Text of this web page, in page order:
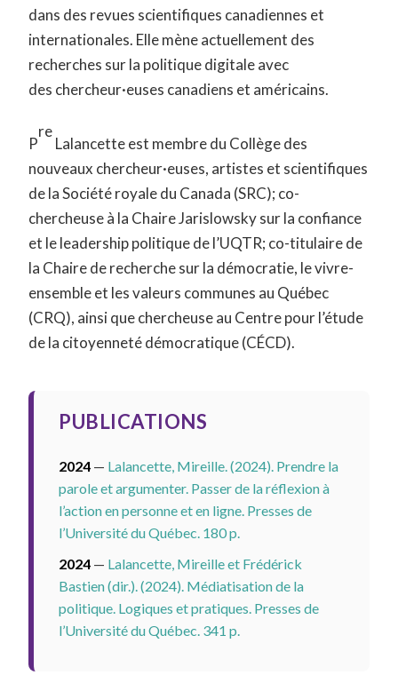
dans des revues scientifiques canadiennes et
internationales. Elle mène actuellement des
recherches sur la politique digitale avec
des chercheur·euses canadiens et américains.
P
re
Lalancette est membre du Collège des
nouveaux chercheur·euses, artistes et scientifiques
de la Société royale du Canada (SRC); co-
chercheuse à la Chaire Jarislowsky sur la confiance
et le leadership politique de l’UQTR; co-titulaire de
la Chaire de recherche sur la démocratie, le vivre-
ensemble et les valeurs communes au Québec
(CRQ), ainsi que chercheuse au Centre pour l’étude
de la citoyenneté démocratique (CÉCD).
PUBLICATIONS
2024 — Lalancette, Mireille. (2024). Prendre la
parole et argumenter. Passer de la réflexion à
l’action en personne et en ligne. Presses de
l’Université du Québec. 180 p.
2024 — Lalancette, Mireille et Frédérick
Bastien (dir.). (2024). Médiatisation de la
politique. Logiques et pratiques. Presses de
l’Université du Québec. 341 p.